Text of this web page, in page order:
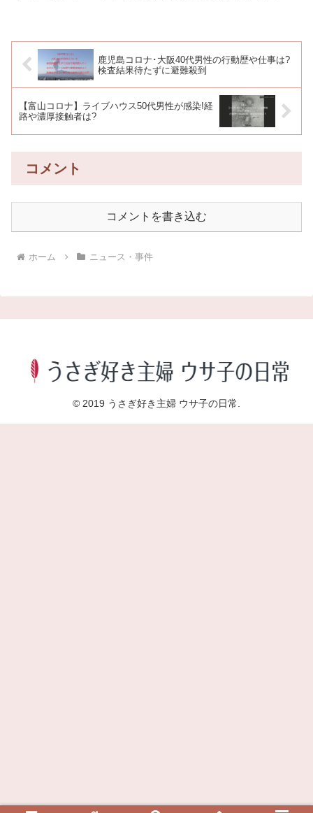
鹿児島コロナ･大阪40代男性の行動歴や仕事は?
検査結果待たずに避難殺到
【富山コロナ】ライブハウス50代男性が感染!経
路や濃厚接触者は?
コメント
コメントを書き込む
ホーム ニュース・事件
© 2019 うさぎ好き主婦 ウサ子の日常.